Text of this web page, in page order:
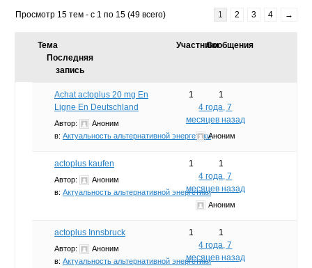
Просмотр 15 тем - с 1 по 15 (49 всего) 1 2 3 4 →
Тема УчастникиСообщения
Последняя
запись
Achat actoplus 20 mg En
Ligne En Deutschland
Автор:
Аноним
в: Актуальность альтернативной энергетики
1
1
4 года, 7
месяцев назад
Аноним
actoplus kaufen
Автор:
Аноним
в: Актуальность альтернативной энергетики
1
1
4 года, 7
месяцев назад
Аноним
actoplus Innsbruck
Автор:
Аноним
в: Актуальность альтернативной энергетики
1
1
4 года, 7
месяцев назад